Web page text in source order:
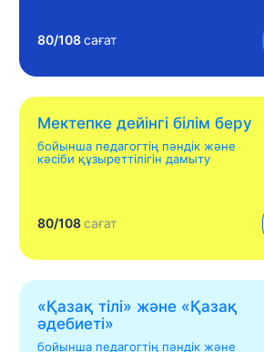
80/108сағат
Мектепке дейінгі білім беру
бойынша педагогтің пәндік және
кәсіби құзыреттілігін дамыту
80/108сағат
«Қазақ тілі» жəне «Қазақ
əдебиеті»
бойынша педагогтің пәндік және